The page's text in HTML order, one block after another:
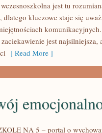
jest tu
dlatego kluczowe staje się
jest najsilniejsza,
[ Read More ]
NA 5 – portal o